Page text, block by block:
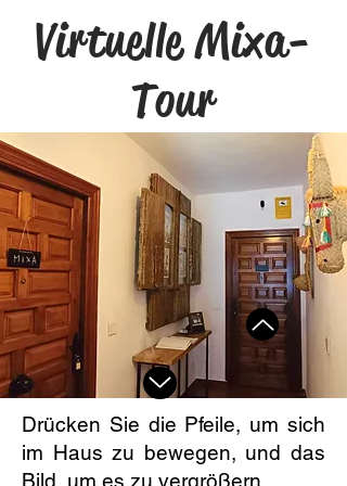
Virtuelle Mixa-
Tour
Drücken Sie die Pfeile, um sich
im Haus zu bewegen, und das
Bild, um es zu vergrößern.